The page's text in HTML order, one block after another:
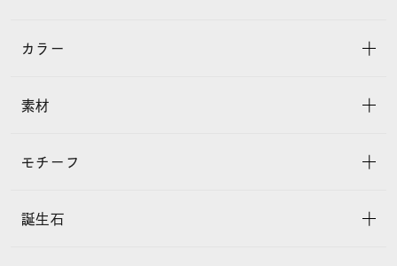
カラー
素材
モチーフ
誕生石